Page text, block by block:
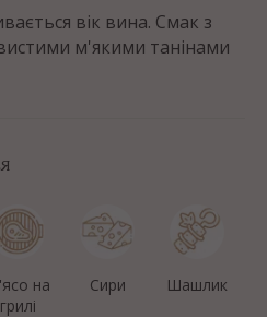
вік вина. Смак з
м'якими танінами
на
грилі
Сири Шашлик